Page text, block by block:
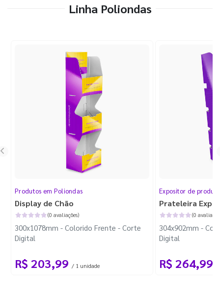
Linha Poliondas
Produtos em Poliondas
Display de Chão
(0 avaliações)
300x1078mm - Colorido Frente - Corte
Digital
R$ 203,99 / 1 unidade
Expositor de
Prateleira
(0
304x902mm -
Digital
R$ 264,99